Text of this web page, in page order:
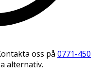
oss på 0771-450
alternativ.